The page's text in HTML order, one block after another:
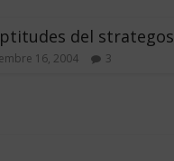
del strategos
16, 2004 3